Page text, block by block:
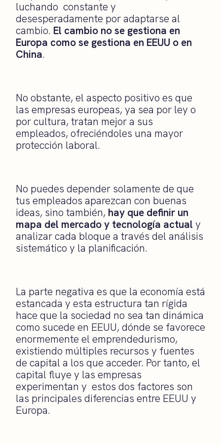
luchando constante y
desesperadamente por adaptarse al
cambio. El cambio no se gestiona en
Europa como se gestiona en EEUU o en
China.
No obstante, el aspecto positivo es que
las empresas europeas, ya sea por ley o
por cultura, tratan mejor a sus
empleados, ofreciéndoles una mayor
protección laboral.
No puedes depender solamente de que
tus empleados aparezcan con buenas
ideas, sino también, hay que definir un
mapa del mercado y tecnología actual y
analizar cada bloque a través del análisis
sistemático y la planificación.
La parte negativa es que la economía está
estancada y esta estructura tan rígida
hace que la sociedad no sea tan dinámica
como sucede en EEUU, dónde se favorece
enormemente el emprendedurismo,
existiendo múltiples recursos y fuentes
de capital a los que acceder. Por tanto, el
capital fluye y las empresas
experimentan y estos dos factores son
las principales diferencias entre EEUU y
Europa.